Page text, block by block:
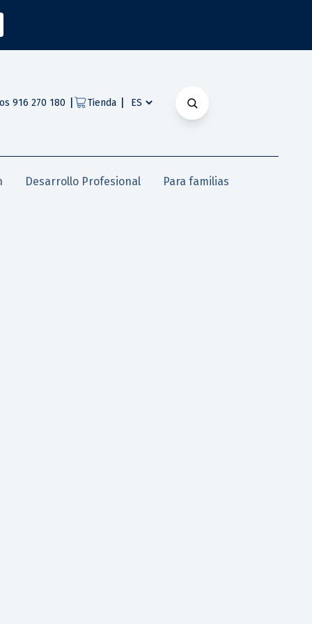
916 270 180 Tienda
Desarrollo Profesional Para familias